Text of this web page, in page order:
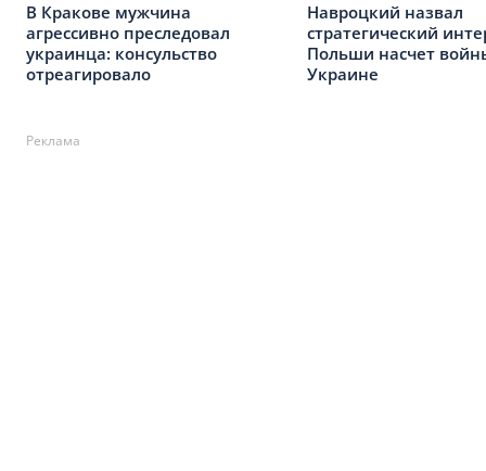
В Кракове мужчина
агрессивно преследовал
украинца: консульство
отреагировало
Навроцкий назвал
стратегический
Польши насчет
Украине
Реклама